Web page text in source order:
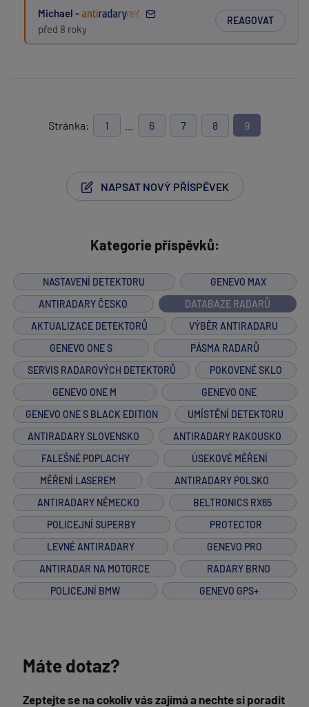
Michael -
před 8 roky
REAGOVAT
Stránka: 1 6 7 8 9
NAPSAT NOVÝ PŘÍSPĚVEK
Kategorie příspěvků:
NASTAVENÍ DETEKTORU
GENEVO MAX
ANTIRADARY ČESKO
DATABÁZE RADARŮ
AKTUALIZACE DETEKTORŮ
VÝBĚR ANTIRADARU
GENEVO ONE S
PÁSMA RADARŮ
SERVIS RADAROVÝCH DETEKTORŮ
POKOVENÉ SKLO
GENEVO ONE M
GENEVO ONE
GENEVO ONE S BLACK EDITION
UMÍSTĚNÍ DETEKTORU
ANTIRADARY SLOVENSKO
ANTIRADARY RAKOUSKO
FALEŠNÉ POPLACHY
ÚSEKOVÉ MĚŘENÍ
MĚŘENÍ LASEREM
ANTIRADARY POLSKO
ANTIRADARY NĚMECKO
BELTRONICS RX65
POLICEJNÍ SUPERBY
PROTECTOR
LEVNÉ ANTIRADARY
GENEVO PRO
ANTIRADAR NA MOTORCE
RADARY BRNO
POLICEJNÍ BMW
GENEVO GPS+
Máte dotaz?
Zeptejte se na cokoliv vás zajímá a nechte si poradit